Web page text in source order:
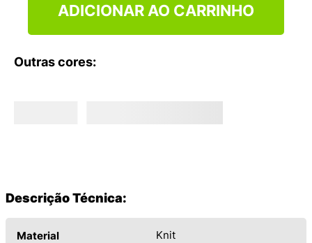
ADICIONAR AO CARRINHO
Outras cores:
Descrição Técnica:
Material Knit